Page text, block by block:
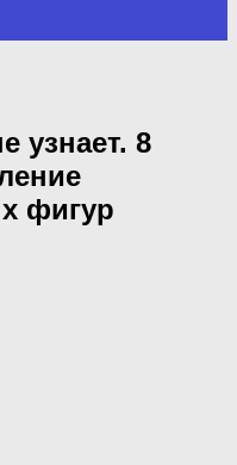
узнает. 8
фигур